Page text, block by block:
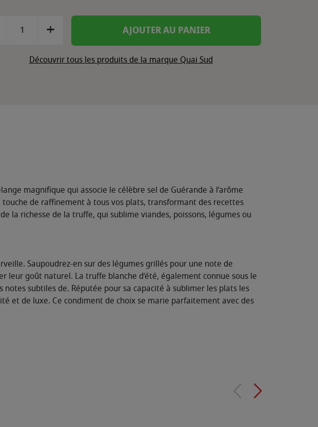
+ AJOUTER AU PANIER
Découvrir tous les produits de la marque Quai Sud
magnifique qui associe le célèbre sel de Guérande à l’arôme
de raffinement à tous vos plats, transformant des recettes
la richesse de la truffe, qui sublime viandes, poissons, légumes ou
Saupoudrez-en sur des légumes grillés pour une note de
leur goût naturel. La truffe blanche d’été, également connue sous le
subtiles de. Réputée pour sa capacité à sublimer les plats les
et de luxe. Ce condiment de choix se marie parfaitement avec des